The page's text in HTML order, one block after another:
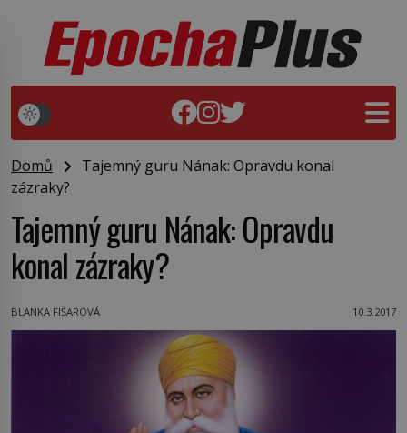
Domů
Tajemný guru Nának: Opravdu konal
zázraky?
Tajemný guru Nának: Opravdu
konal zázraky?
BLANKA FIŠAROVÁ 10.3.2017